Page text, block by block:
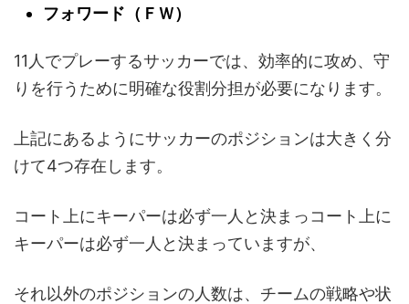
フォワード（ＦＷ）
11人でプレーするサッカーでは、効率的に攻め、守
りを行うために明確な役割分担が必要になります。
上記にあるようにサッカーのポジションは大きく分
けて4つ存在します。
コート上にキーパーは必ず一人と決まっコート上に
キーパーは必ず一人と決まっていますが、
それ以外のポジションの人数は、チームの戦略や状